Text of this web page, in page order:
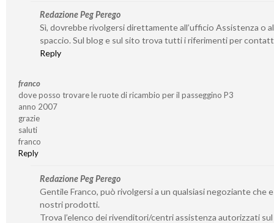
Redazione Peg Perego
Sì, dovrebbe rivolgersi direttamente all’ufficio Assistenza o
spaccio. Sul blog e sul sito trova tutti i riferimenti per
Reply
franco
dove posso trovare le ruote di ricambio per il passeggino P3
anno 2007
grazie
saluti
franco
Reply
Redazione Peg Perego
Gentile Franco, può rivolgersi a un qualsiasi negoziante che
nostri prodotti.
Trova l’elenco dei rivenditori/centri assistenza autorizzati